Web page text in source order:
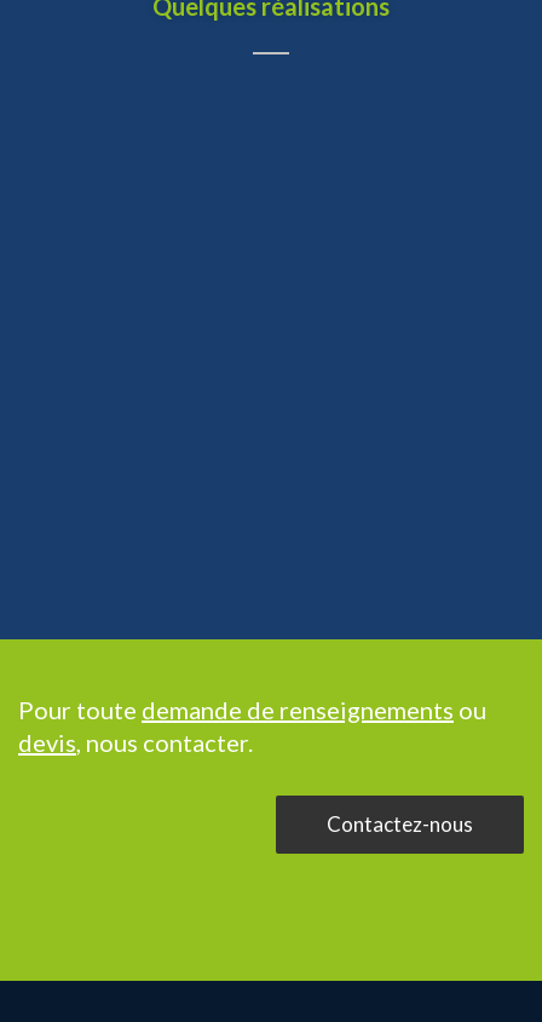
Quelques réalisations
Pour toute demande de renseignements ou
devis , nous contacter.
Contactez-nous